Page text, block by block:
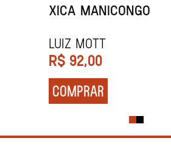
XICA MANICONGO
LUIZ MOTT
R$ 92,00
COMPRAR